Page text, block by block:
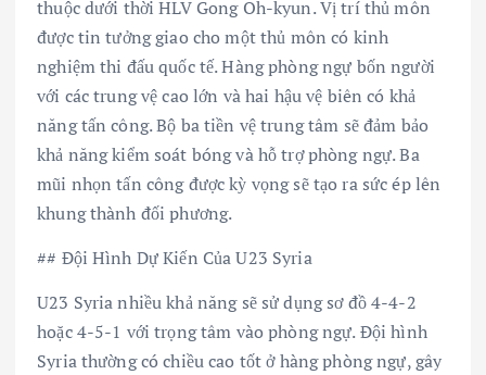
thuộc dưới thời HLV Gong Oh-kyun. Vị trí thủ môn
được tin tưởng giao cho một thủ môn có kinh
nghiệm thi đấu quốc tế. Hàng phòng ngự bốn người
với các trung vệ cao lớn và hai hậu vệ biên có khả
năng tấn công. Bộ ba tiền vệ trung tâm sẽ đảm bảo
khả năng kiểm soát bóng và hỗ trợ phòng ngự. Ba
mũi nhọn tấn công được kỳ vọng sẽ tạo ra sức ép lên
khung thành đối phương.
## Đội Hình Dự Kiến Của U23 Syria
U23 Syria nhiều khả năng sẽ sử dụng sơ đồ 4-4-2
hoặc 4-5-1 với trọng tâm vào phòng ngự. Đội hình
Syria thường có chiều cao tốt ở hàng phòng ngự, gây